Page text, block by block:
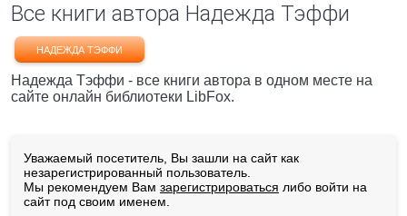
Все книги автора Надежда Тэффи
НАДЕЖДА ТЭФФИ
Надежда Тэффи - все книги автора в одном месте на
сайте онлайн библиотеки LibFox.
Уважаемый посетитель, Вы зашли на сайт как
незарегистрированный пользователь.
Мы рекомендуем Вам зарегистрироваться либо войти на
сайт под своим именем.